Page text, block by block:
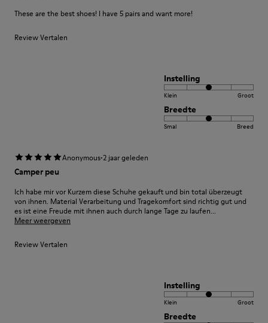
These are the best shoes! I have 5 pairs and want more!
Review Vertalen
Instelling
Klein Groot
Breedte
Smal Breed
Anonymous·2 jaar geleden
Camper peu
Ich habe mir vor Kurzem diese Schuhe gekauft und bin total überzeugt
von ihnen. Material Verarbeitung und Tragekomfort sind richtig gut und
es ist eine Freude mit ihnen auch durch lange Tage zu laufen...
Meer weergeven
Review Vertalen
Instelling
Klein Groot
Breedte